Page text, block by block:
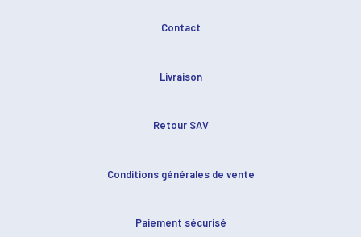
Contact
Livraison
Retour SAV
Conditions générales de vente
Paiement sécurisé